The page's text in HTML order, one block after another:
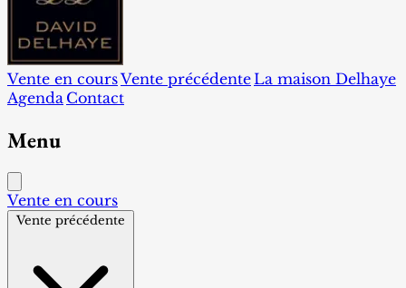
Vente en coursVente précédente La maison Delhaye
Agenda Contact
Menu
Vente en cours
Vente précédente